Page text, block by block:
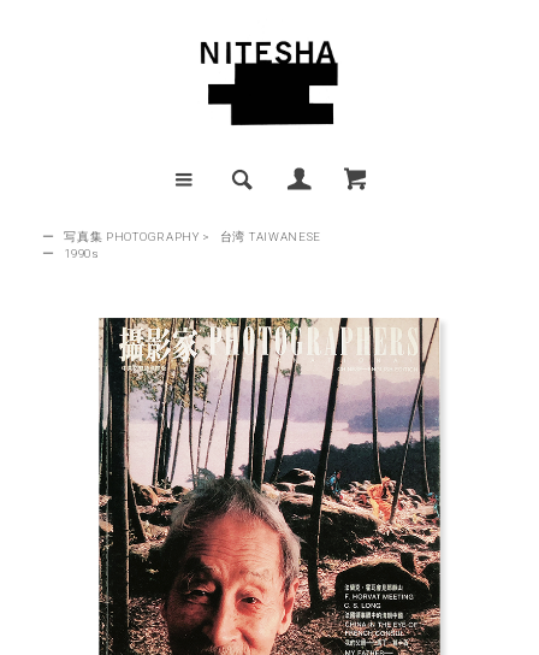
ー 写真集 PHOTOGRAPHY >
台湾 TAIWANESE
ー
1990s